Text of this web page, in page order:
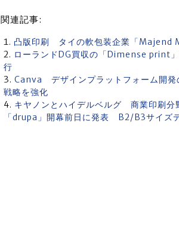
関連記事:
凸版印刷 タイの軟包装企業「Majend
ローランドDG買収の「Dimense print
行
Canva デザインプラットフォーム開
戦略を強化
キヤノンとハイデルベルグ 商業印刷分
「drupa」開幕前日に発表 B2/B3サイズ